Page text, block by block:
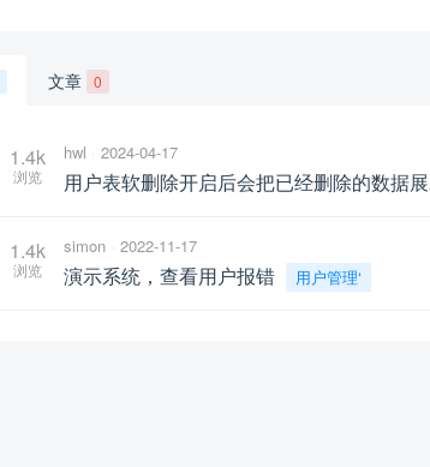
文章 0
1.4k
浏览
hwl 2024-04-17
用户表软删除开启后会把已经删除的数据
1.4k
浏览
simon 2022-11-17
演示系统，查看用户报错 用户管理‘